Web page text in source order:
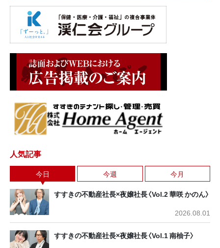
人気記事
今日 今週 今月
すすきの不動産社長×夜嬢社長〈Vol.2 華咲 かのん〉
2026.08.01
すすきの不動産社長×夜嬢社長〈Vol.1 南柚子〉